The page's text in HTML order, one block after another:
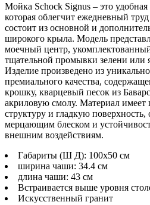
Мойка Schock Signus – это
которая облегчит ежедневный
состоит из основной и
широкого крыла. Модель
моечный центр,
тщательной промывки зелени или
Изделие произведено из
премиального качества,
крошку, кварцевый песок из
акриловую смолу. Материал
структуру и гладкую
мерцающим блеском и
внешним воздействиям.
Габариты (Ш Д): 100x50 см
ширина чаши: 34.4 см
длина чаши: 43 см
Встраивается выше уровня
Искусственный гранит